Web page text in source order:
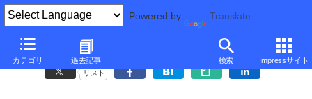
Powered by Translate
カテゴリ 過去記事 検索 Impressサイト
NVIDIA、2013年度第2四半期は減益
リスト